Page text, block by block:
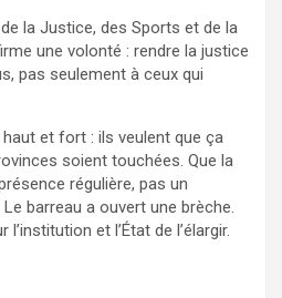
la Justice, des Sports et de la
une volonté : rendre la justice
pas seulement à ceux qui
et fort : ils veulent que ça
soient touchées. Que la
régulière, pas un
barreau a ouvert une brèche.
et l’État de l’élargir.